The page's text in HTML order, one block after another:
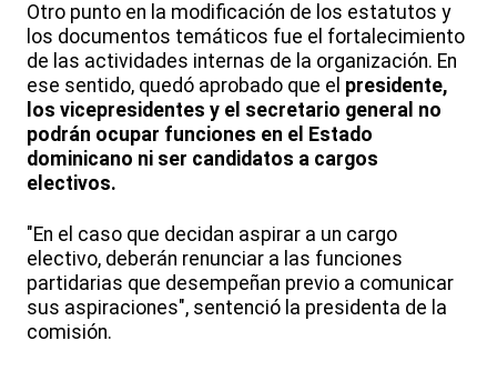
Otro punto en la modificación de los estatutos y
los documentos temáticos fue el fortalecimiento
de las actividades internas de la organización. En
ese sentido, quedó aprobado que el presidente,
los vicepresidentes y el secretario general no
podrán ocupar funciones en el Estado
dominicano ni ser candidatos a cargos
electivos.
"En el caso que decidan aspirar a un cargo
electivo, deberán renunciar a las funciones
partidarias que desempeñan previo a comunicar
sus aspiraciones", sentenció la presidenta de la
comisión.